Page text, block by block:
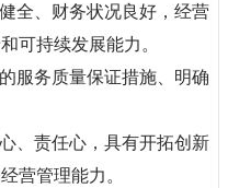
全、财务状况良好，经营
可持续发展能力。
服务质量保证措施、明确
、责任心，具有开拓创新
营管理能力。